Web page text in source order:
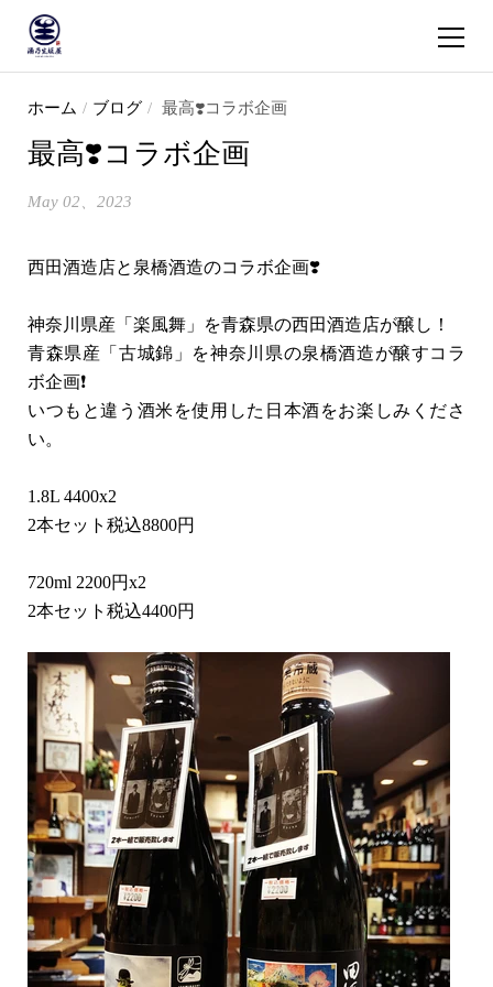
ショッピ
ホーム / ブログ / 最高❣️コラボ企画
最高❣️コラボ企画
May 02、2023
西田酒造店と泉橋酒造のコラボ企画❣️
神奈川県産「楽風舞」を青森県の西田酒造店が醸し！
青森県産「古城錦」を神奈川県の泉橋酒造が醸すコラ
ボ企画❗️
いつもと違う酒米を使用した日本酒をお楽しみくださ
い。
1.8L 4400x2
2本セット税込8800円
720ml 2200円x2
2本セット税込4400円